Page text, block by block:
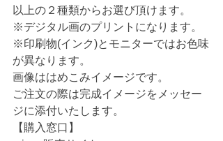
以上の２種類からお選び頂けます。
※デジタル画のプリントになります。
※印刷物(インク)とモニターではお色味
が異なります。
画像ははめこみイメージです。
ご注文の際は完成イメージをメッセー
ジに添付いたします。
【購入窓口】